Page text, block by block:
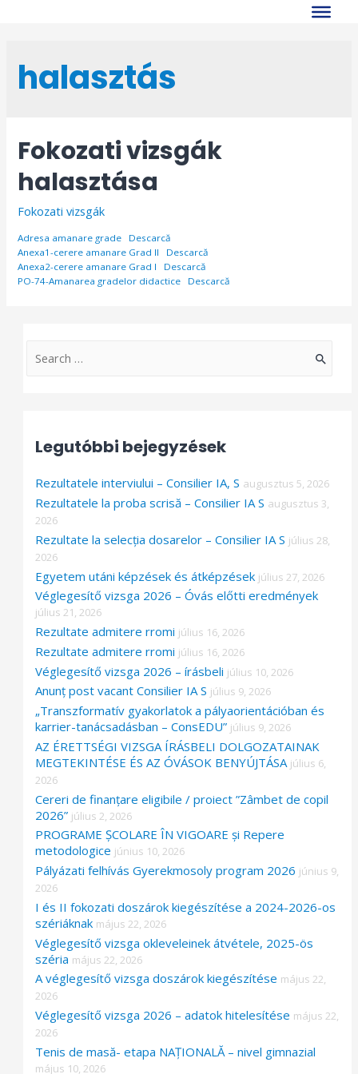
halasztás
Fokozati vizsgák
halasztása
Fokozati vizsgák
Adresa amanare grade
Descarcă
Anexa1-cerere amanare Grad II
Descarcă
Anexa2-cerere amanare Grad I
Descarcă
PO-74-Amanarea gradelor didactice
Descarcă
S
c
f
o
r
:
Legutóbbi bejegyzések
Rezultatele interviului – Consilier IA, S augusztus 5, 2026
Rezultatele la proba scrisă – Consilier IA S augusztus 3,
2026
Rezultate la selecția dosarelor – Consilier IA S július 28,
2026
Egyetem utáni képzések és átképzések július 27, 2026
Véglegesítő vizsga 2026 – Óvás előtti eredmények
július 21, 2026
Rezultate admitere rromi július 16, 2026
Rezultate admitere rromi július 16, 2026
Véglegesítő vizsga 2026 – írásbeli július 10, 2026
Anunț post vacant Consilier IA S július 9, 2026
„Transzformatív gyakorlatok a pályaorientációban és
karrier-tanácsadásban – ConsEDU” július 9, 2026
AZ ÉRETTSÉGI VIZSGA ÍRÁSBELI DOLGOZATAINAK
MEGTEKINTÉSE ÉS AZ ÓVÁSOK BENYÚJTÁSA július 6,
2026
Cereri de finanțare eligibile / proiect ”Zâmbet de copil
2026” július 2, 2026
PROGRAME ȘCOLARE ÎN VIGOARE și Repere
metodologice június 10, 2026
Pályázati felhívás Gyerekmosoly program 2026 június 9,
2026
I és II fokozati doszárok kiegészítése a 2024-2026-os
szériáknak május 22, 2026
Véglegesítő vizsga okleveleinek átvétele, 2025-ös
széria május 22, 2026
A véglegesítő vizsga doszárok kiegészítése május 22,
2026
Véglegesítő vizsga 2026 – adatok hitelesítése május 22,
2026
Tenis de masă- etapa NAȚIONALĂ – nivel gimnazial
május 10, 2026